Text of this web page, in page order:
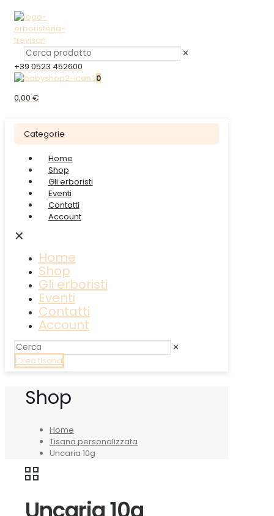
✕
+39 0523 452600
0
0,00 €
Categorie
Home
Shop
Gli erboristi
Eventi
Contatti
Account
✕
Home
Shop
Gli erboristi
Eventi
Contatti
Account
✕
Crea tisana
Shop
Home
Tisana personalizzata
Uncaria 10g